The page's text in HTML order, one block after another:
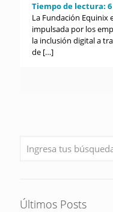
Tiempo de lectura: 6
La Fundación Equinix
impulsada por los
la inclusión digital a
de […]
Últimos Posts